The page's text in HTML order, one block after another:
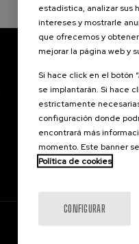
Palacio
Paseo
20007
estadística, analizar sus
intereses y mostrarle
que ofrecemos y
mejorar la página web y
Si hace click en el botón
se implantarán. Si hace
estrictamente
configuración donde
encontrará más
momento. Este banner
Política de cookies
CONFIGURAR